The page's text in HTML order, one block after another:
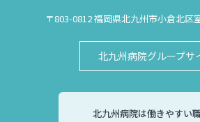
〒803-0812 福岡県北九州市小倉北区
北九州病院グループサ
北九州病院は働きやすい職